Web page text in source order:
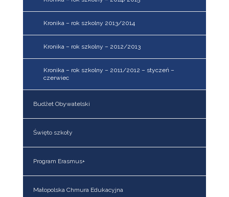
Kronika – rok szkolny 2013/2014
Kronika – rok szkolny – 2012/2013
Kronika – rok szkolny – 2011/2012 – styczeń –
czerwiec
Budżet Obywatelski
Święto szkoły
Program Erasmus+
Małopolska Chmura Edukacyjna